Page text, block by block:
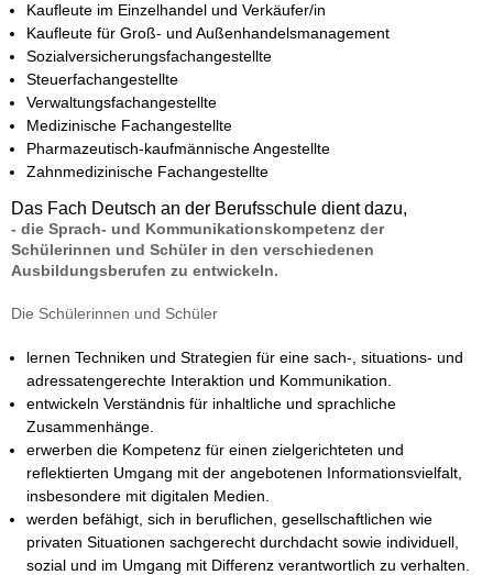
Kaufleute im Einzelhandel und Verkäufer/in
Kaufleute für Groß- und Außenhandelsmanagement
Sozialversicherungsfachangestellte
Steuerfachangestellte
Verwaltungsfachangestellte
Medizinische Fachangestellte
Pharmazeutisch-kaufmännische Angestellte
Zahnmedizinische Fachangestellte
Das Fach Deutsch an der Berufsschule dient dazu,
- die Sprach- und Kommunikationskompetenz der
Schülerinnen und Schüler in den verschiedenen
Ausbildungsberufen zu entwickeln.
Die Schülerinnen und Schüler
lernen Techniken und Strategien für eine sach-, situations- und
adressatengerechte Interaktion und Kommunikation.
entwickeln Verständnis für inhaltliche und sprachliche
Zusammenhänge.
erwerben die Kompetenz für einen zielgerichteten und
reflektierten Umgang mit der angebotenen Informationsvielfalt,
insbesondere mit digitalen Medien.
werden befähigt, sich in beruflichen, gesellschaftlichen wie
privaten Situationen sachgerecht durchdacht sowie individuell,
sozial und im Umgang mit Differenz verantwortlich zu verhalten.